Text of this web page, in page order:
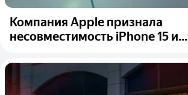
Компания Apple признала
несовместимость iPhone 15 и...